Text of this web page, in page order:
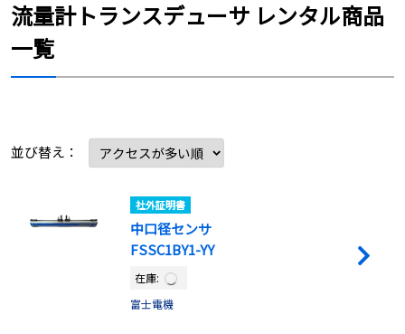
流量計トランスデューサ レンタル商品
一覧
並び替え：
社外証明書
中口径センサ
FSSC1BY1-YY
在庫:
富士電機